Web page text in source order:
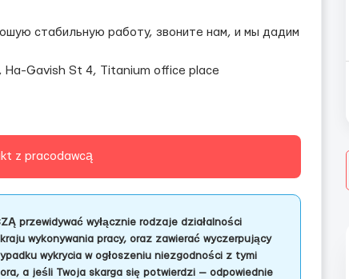
стабильную работу, звоните нам, и мы дадим
Ha-Gavish St 4, Titanium office place
z pracodawcą
przewidywać wyłącznie rodzaje działalności
wykonywania pracy, oraz zawierać wyczerpujący
wykrycia w ogłoszeniu niezgodności z tymi
a jeśli Twoja skarga się potwierdzi — odpowiednie